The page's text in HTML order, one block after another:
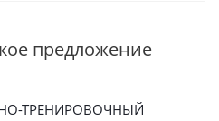
предложение
ТРЕНИРОВОЧНЫЙ